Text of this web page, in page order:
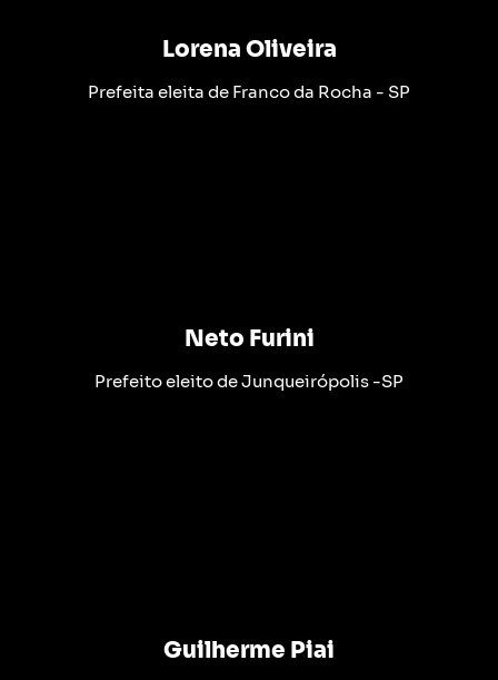
Lorena Oliveira
Prefeita eleita de Franco da Rocha - SP
Neto Furini
Prefeito eleito de Junqueirópolis -SP
Guilherme Piai